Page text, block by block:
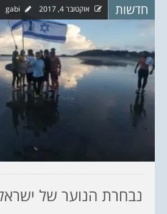
חדשות אוקטובר 4, 2017 gabi
נבחרת הנוער של